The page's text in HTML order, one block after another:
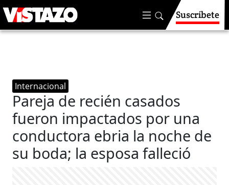
Suscríbete
Internacional
Pareja de recién casados
fueron impactados por una
conductora ebria la noche de
su boda; la esposa falleció